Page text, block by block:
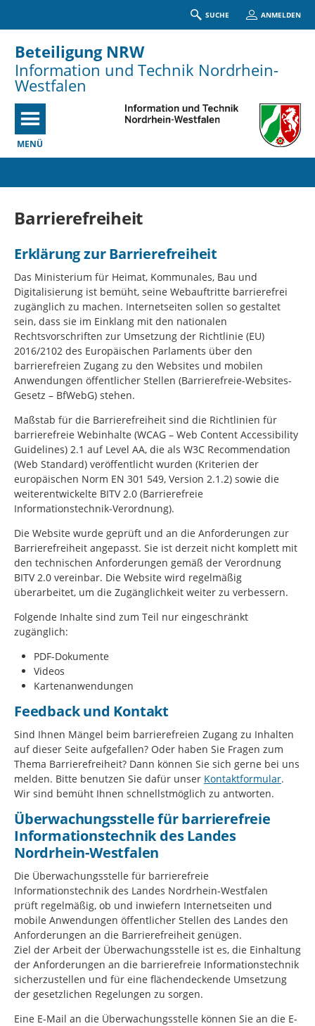
SUCHE ANMELDEN
Beteiligung NRW
Information und Technik Nordrhein-
Westfalen
MENÜ
Barrierefreiheit
Erklärung zur Barrierefreiheit
Das Ministerium für Heimat, Kommunales, Bau und
Digitalisierung ist bemüht, seine Webauftritte barrierefrei
zugänglich zu machen. Internetseiten sollen so gestaltet
sein, dass sie im Einklang mit den nationalen
Rechtsvorschriften zur Umsetzung der Richtlinie (EU)
2016/2102 des Europäischen Parlaments über den
barrierefreien Zugang zu den Websites und mobilen
Anwendungen öffentlicher Stellen (Barrierefreie-Websites-
Gesetz – BfWebG) stehen.
Maßstab für die Barrierefreiheit sind die Richtlinien für
barrierefreie Webinhalte (WCAG – Web Content Accessibility
Guidelines) 2.1 auf Level AA, die als W3C Recommendation
(Web Standard) veröffentlicht wurden (Kriterien der
europäischen Norm EN 301 549, Version 2.1.2) sowie die
weiterentwickelte BITV 2.0 (Barrierefreie
Informationstechnik-Verordnung).
Die Website wurde geprüft und an die Anforderungen zur
Barrierefreiheit angepasst. Sie ist derzeit nicht komplett mit
den technischen Anforderungen gemäß der Verordnung
BITV 2.0 vereinbar. Die Website wird regelmäßig
überarbeitet, um die Zugänglichkeit weiter zu verbessern.
Folgende Inhalte sind zum Teil nur eingeschränkt
zugänglich:
PDF-Dokumente
Videos
Kartenanwendungen
Feedback und Kontakt
Sind Ihnen Mängel beim barrierefreien Zugang zu Inhalten
auf dieser Seite aufgefallen? Oder haben Sie Fragen zum
Thema Barrierefreiheit? Dann können Sie sich gerne bei uns
melden. Bitte benutzen Sie dafür unser Kontaktformular.
Wir sind bemüht Ihnen schnellstmöglich zu antworten.
Überwachungsstelle für barrierefreie
Informationstechnik des Landes
Nordrhein-Westfalen
Die Überwachungsstelle für barrierefreie
Informationstechnik des Landes Nordrhein-Westfalen
prüft regelmäßig, ob und inwiefern Internetseiten und
mobile Anwendungen öffentlicher Stellen des Landes den
Anforderungen an die Barrierefreiheit genügen.
Ziel der Arbeit der Überwachungsstelle ist es, die Einhaltung
der Anforderungen an die barrierefreie Informationstechnik
sicherzustellen und für eine flächendeckende Umsetzung
der gesetzlichen Regelungen zu sorgen.
Eine E-Mail an die Überwachungsstelle können Sie an die E-